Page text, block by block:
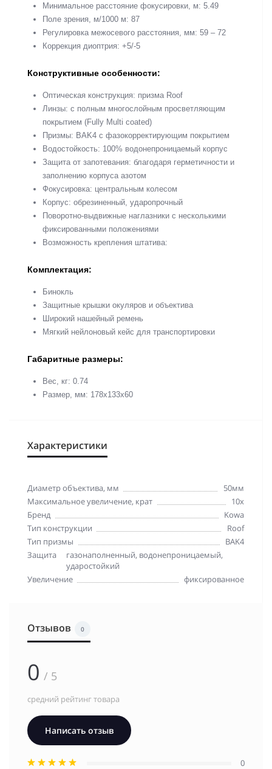
Минимальное расстояние фокусировки, м: 5.49
Поле зрения, м/1000 м: 87
Регулировка межосевого расстояния, мм: 59 – 72
Коррекция диоптрия: +5/-5
Конструктивные особенности:
Оптическая конструкция: призма Roof
Линзы: с полным многослойным просветляющим
покрытием (Fully Multi coated)
Призмы: BAK4 с фазокорректирующим покрытием
Водостойкость: 100% водонепроницаемый корпус
Защита от запотевания: благодаря герметичности и
заполнению корпуса азотом
Фокусировка: центральным колесом
Корпус: обрезиненный, ударопрочный
Поворотно-выдвижные наглазники с несколькими
фиксированными положениями
Возможность крепления штатива:
Комплектация:
Бинокль
Защитные крышки окуляров и объектива
Широкий нашейный ремень
Мягкий нейлоновый кейс для транспортировки
Габаритные размеры:
Вес, кг: 0.74
Размер, мм: 178x133x60
Характеристики
Диаметр объектива, мм
50мм
Максимальное увеличение, крат
10x
Бренд
Kowa
Тип конструкции
Roof
Тип призмы
BAK4
Защита
газонаполненный, водонепроницаемый,
ударостойкий
Увеличение
фиксированное
Отзывов 0
0 / 5
средний рейтинг товара
Написать отзыв
0